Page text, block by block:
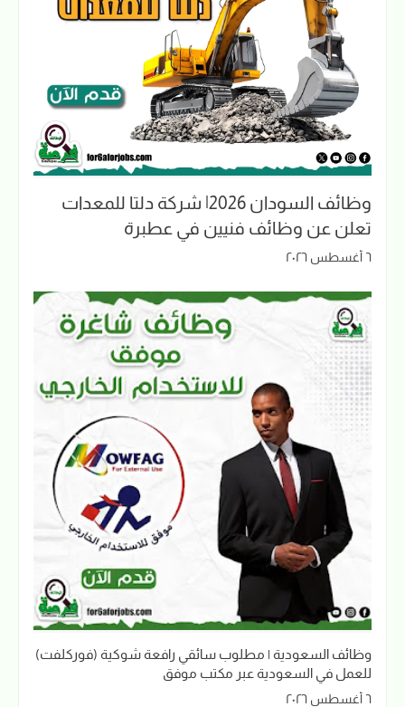
وظائف السودان 2026| شركة دلتا للمعدات
تعلن عن وظائف فنيين في عطبرة
٦ أغسطس ٢٠٢٦
وظائف السعودية | مطلوب سائقي رافعة شوكية (فوركلفت)
للعمل في السعودية عبر مكتب موفق
٦ أغسطس ٢٠٢٦